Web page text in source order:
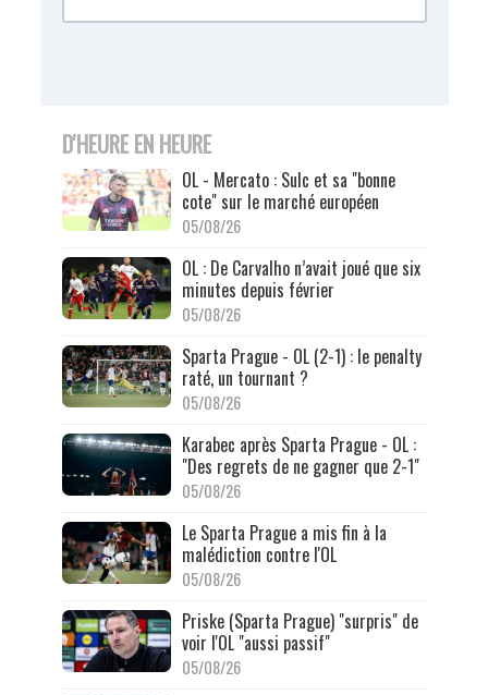
D'HEURE EN HEURE
OL - Mercato : Sulc et sa "bonne
cote" sur le marché européen
05/08/26
OL : De Carvalho n’avait joué que six
minutes depuis février
05/08/26
Sparta Prague - OL (2-1) : le penalty
raté, un tournant ?
05/08/26
Karabec après Sparta Prague - OL :
"Des regrets de ne gagner que 2-1"
05/08/26
Le Sparta Prague a mis fin à la
malédiction contre l'OL
05/08/26
Priske (Sparta Prague) "surpris" de
voir l'OL "aussi passif"
05/08/26